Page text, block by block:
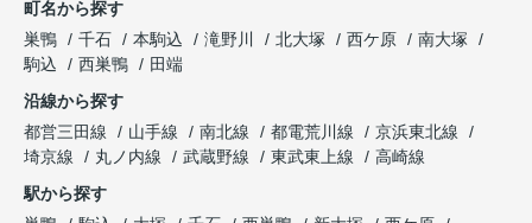
町名から探す
巣鴨
千石 本駒込 滝野川 北大塚 西ケ原
南大塚
駒込
西巣鴨
田端
沿線から探す
都営三田線
山手線 南北線 都電荒川線
京浜東北線
埼京線
丸ノ内線 武蔵野線 東武東上線
高崎線
駅から探す